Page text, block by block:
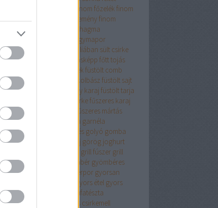
finom főzelék finom
finom panir finom sütemény finom
fodros kocka
fokhagma
fokhagymapor
fóliában sült csirke
csirke
főtt hús másképp főtt tojás
friss fűszerek füstölt comb
hús
füstölt karaj füstölt kolbász füstölt sajt
sonka
füstölt sonka vagy karaj füstölt tarja
fűszeres csirkefűszeres karaj
krumpli
fűszeres mártás
galuska garnéla
finomság
gesztenyés golyó gomba
göngyölt karaj görög joghurt
grill fúszer grill
gyömbér gyömbéres
gyömbérlekvár gyömbérpor gyorsan
gyors étel gyors
gyros fűszerkeverék
gyufatészta
csirke
gyümölcsös csirkemell